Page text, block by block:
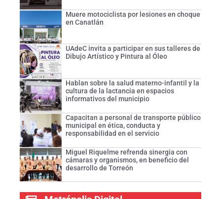
Muere motociclista por lesiones en choque
en Canatlán
UAdeC invita a participar en sus talleres de
Dibujo Artístico y Pintura al Óleo
Hablan sobre la salud materno-infantil y la
cultura de la lactancia en espacios
informativos del municipio
Capacitan a personal de transporte público
municipal en ética, conducta y
responsabilidad en el servicio
Miguel Riquelme refrenda sinergia con
cámaras y organismos, en beneficio del
desarrollo de Torreón